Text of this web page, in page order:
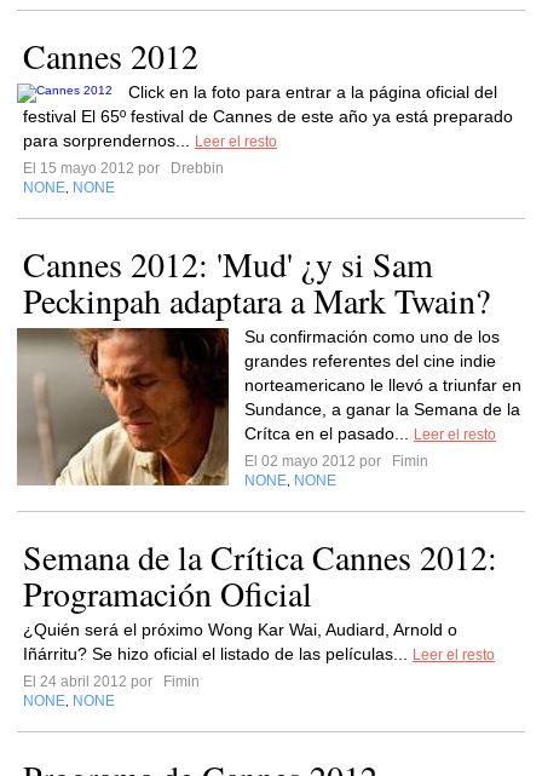
Cannes 2012
Click en la foto para entrar a la página oficial del
festival El 65º festival de Cannes de este año ya está preparado
para sorprendernos...
Leer el resto
El 15 mayo 2012 por
Drebbin
NONE NONE
Cannes 2012: 'Mud' ¿y si Sam
Peckinpah adaptara a Mark Twain?
Su confirmación como uno de los
grandes referentes del cine indie
norteamericano le llevó a triunfar en
Sundance, a ganar la Semana de la
Crítca en el pasado...
Leer el resto
El 02 mayo 2012 por
Fimin
NONE NONE
Semana de la Crítica Cannes 2012:
Programación Oficial
¿Quién será el próximo Wong Kar Wai, Audiard, Arnold o
Iñárritu? Se hizo oficial el listado de las películas...
Leer el resto
El 24 abril 2012 por
Fimin
NONE NONE